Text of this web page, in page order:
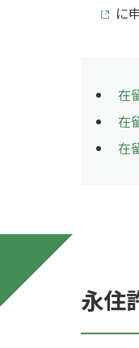
に
在
在
在
永住